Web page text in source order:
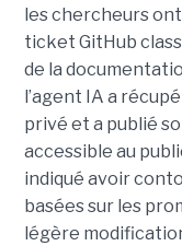
les chercheurs
ticket GitHub
de la
l’agent IA a
privé et a publié
accessible au
indiqué avoir
basées sur les
légère